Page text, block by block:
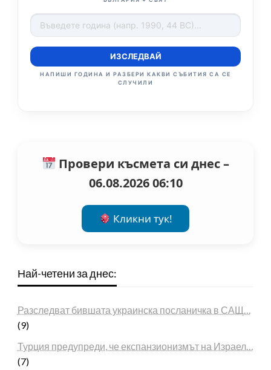
ИЗСЛЕДВАЙ
НАПИШИ ГОДИНА И РАЗБЕРИ КАКВИ СЪБИТИЯ СА СЕ
СЛУЧИЛИ
Провери късмета си днес –
06.08.2026 06:10
Кликни тук!
Най-четени за днес:
Разследват бившата украинска посланичка в САЩ…
(9)
Турция предупреди, че експанзионизмът на Израел…
(7)